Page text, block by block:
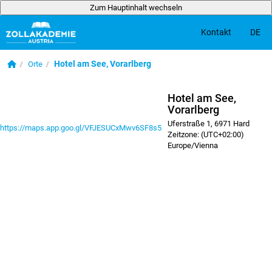
Zum Hauptinhalt wechseln
Zum Hauptinhalt wechseln
Kontakt DE
Startseite
Orte Hotel am See, Vorarlberg
https://maps.app.goo.gl/VFJESUCxMwv6SF8s5
Hotel am See,
Vorarlberg
Uferstraße 1, 6971 Hard
Zeitzone: (UTC+02:00)
Europe/Vienna